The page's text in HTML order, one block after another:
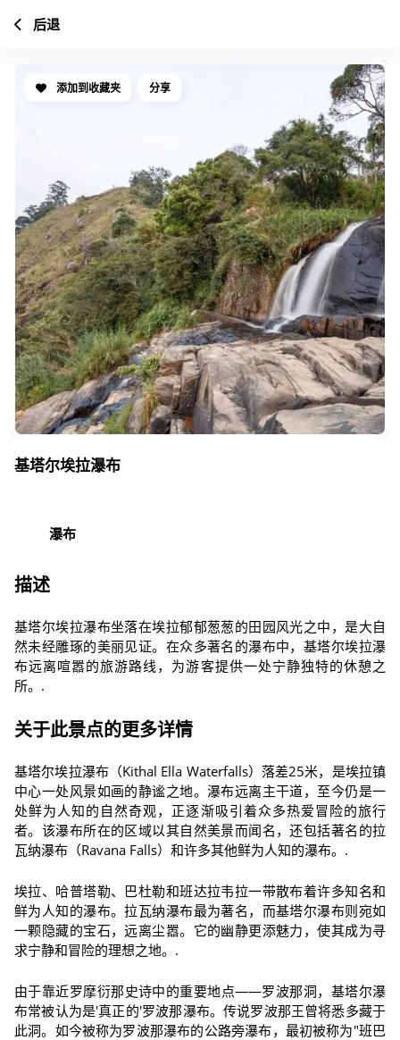
添加到收藏夹 分享
基塔尔埃拉瀑布
瀑布
描述
基塔尔埃拉瀑布坐落在埃拉郁郁葱葱的田园风光之中，是大自
然未经雕琢的美丽见证。在众多著名的瀑布中，基塔尔埃拉瀑
布远离喧嚣的旅游路线，为游客提供一处宁静独特的休憩之
所。.
关于此景点的更多详情
基塔尔埃拉瀑布（Kithal Ella Waterfalls）落差25米，是埃拉镇
中心一处风景如画的静谧之地。瀑布远离主干道，至今仍是一
处鲜为人知的自然奇观，正逐渐吸引着众多热爱冒险的旅行
者。该瀑布所在的区域以其自然美景而闻名，还包括著名的拉
瓦纳瀑布（Ravana Falls）和许多其他鲜为人知的瀑布。.
埃拉、哈普塔勒、巴杜勒和班达拉韦拉一带散布着许多知名和
鲜为人知的瀑布。拉瓦纳瀑布最为著名，而基塔尔瀑布则宛如
一颗隐藏的宝石，远离尘嚣。它的幽静更添魅力，使其成为寻
求宁静和冒险的理想之地。.
由于靠近罗摩衍那史诗中的重要地点——罗波那洞，基塔尔瀑
布常被认为是'真正的'罗波那瀑布。传说罗波那王曾将悉多藏于
此洞。如今被称为罗波那瀑布的公路旁瀑布，最初被称为"班巴
后退